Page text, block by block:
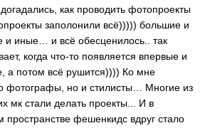
как проводить фотопроекты
заполонили всё))))) большие и
и иные… и всё обесценилось.. так
когда что-то появляется впервые и
а потом всё рушится)))) Ко мне
фотографы, но и стилисты… Многие из
мк стали делать проекты... И в
фешенкидс вдруг стало